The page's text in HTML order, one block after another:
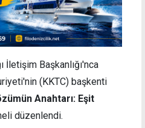
İletişim Başkanlığı'nca
(KKTC) başkenti
Anahtarı: Eşit
düzenlendi.